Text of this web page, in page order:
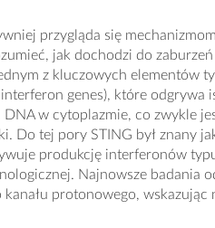
przygląda się mechanizmom
jak dochodzi do
z kluczowych elementów
genes), które odgrywa
w cytoplazmie, co zwykle
Do tej pory STING był znany
produkcję interferonów
Najnowsze badania
kanału protonowego, wskazując